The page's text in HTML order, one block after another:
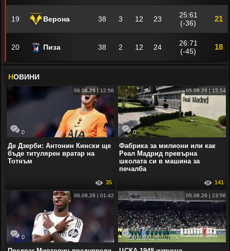
19 Верона 38 3 12 23
25:61
(-36)
21
20 Пиза 38 2 12 24
26:71
(-45)
18
НОВИНИ
0
06.08.26 | 12:56
Де Дзерби: Антонин Кински ще
бъде титулярен вратар на
Тотнъм
35
0
05.08.26 | 15:54
Фабрика за милиони или как
Реал Мадрид превърна
школата си в машина за
печалба
141
0
06.08.26 | 01:42
0
05.08.26 | 23:56